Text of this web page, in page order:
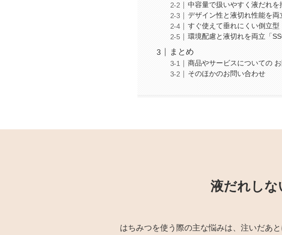
中容量で扱いやすく液だれを
デザイン性と液切れ性能を両
すぐ使えて垂れにくい倒立型
環境配慮と液切れを両立「
まとめ
商品やサービスについての
そのほかのお問い合わせ
液だれしな
はちみつを使う際の主な悩みは、注いだあ